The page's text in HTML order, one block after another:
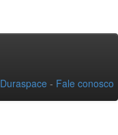
Duraspace - Fale conosco